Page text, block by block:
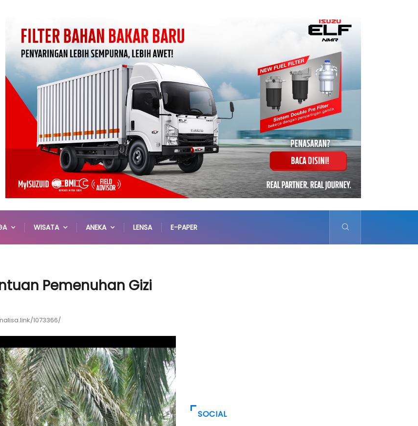
WISATA ANEKA LENSA E-PAPER
Pemenuhan Gizi
1073366/
SOCIAL